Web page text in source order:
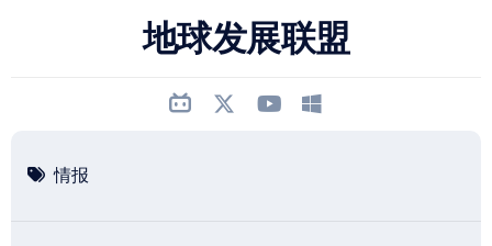
地球发展联盟
情报